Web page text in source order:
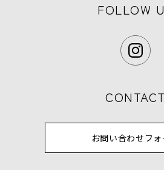
FOLLOW
CONTACT
お問い合わせフ